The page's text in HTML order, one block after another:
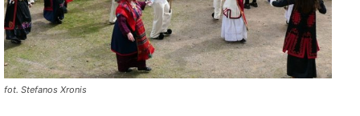
fot. Stefanos Xronis